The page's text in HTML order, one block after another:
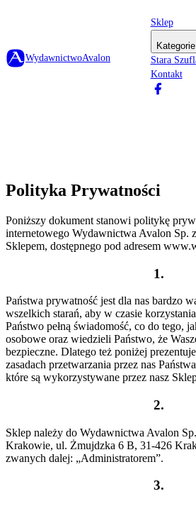
WydawnictwoAvalon
Sklep
Kategorie
Stara
Kontakt
Polityka Prywatności
Poniższy dokument stanowi politykę
internetowego Wydawnictwa Avalon Sp.
Sklepem, dostępnego pod adresem
1.
Państwa prywatność jest dla nas bardzo
wszelkich starań, aby w czasie
Państwo pełną świadomość, co do tego,
osobowe oraz wiedzieli Państwo, że
bezpieczne. Dlatego też poniżej
zasadach przetwarzania przez nas
które są wykorzystywane przez nasz
2.
Sklep należy do Wydawnictwa Avalon
Krakowie, ul. Żmujdzka 6 B, 31-426
zwanych dalej: „Administratorem”.
3.